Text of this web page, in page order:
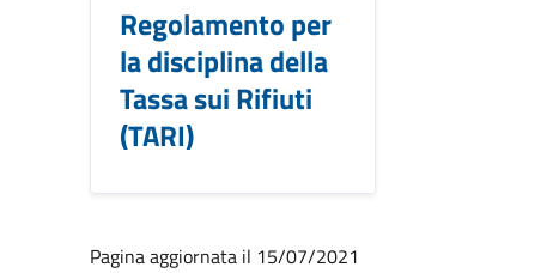
Regolamento per
la disciplina della
Tassa sui Rifiuti
(TARI)
Pagina aggiornata il 15/07/2021